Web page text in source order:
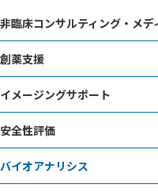
非臨床コンサルティング・メ
創薬支援
イメージングサポート
安全性評価
バイオアナリシス